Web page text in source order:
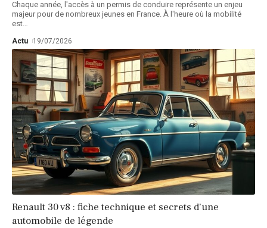
Chaque année, l'accès à un permis de conduire représente un enjeu
majeur pour de nombreux jeunes en France. À l'heure où la mobilité
est…
Actu 19/07/2026
Renault 30 v8 : fiche technique et secrets d’une
automobile de légende